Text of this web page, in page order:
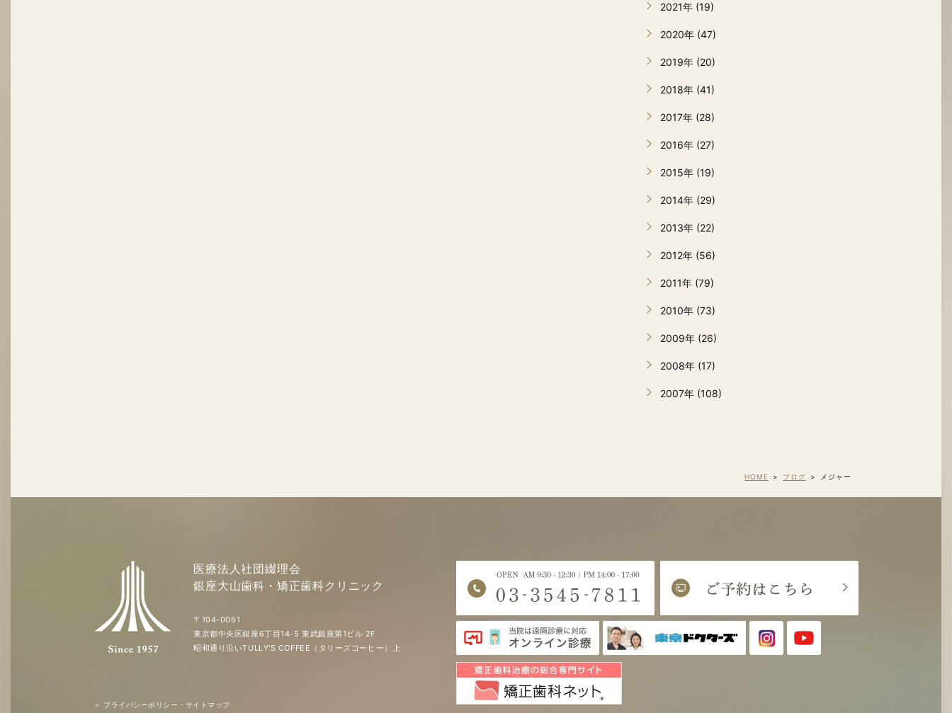
2021年 (19)
2020年 (47)
2019年 (20)
2018年 (41)
2017年 (28)
2016年 (27)
2015年 (19)
2014年 (29)
2013年 (22)
2012年 (56)
2011年 (79)
2010年 (73)
2009年 (26)
2008年 (17)
2007年 (108)
HOME ブログ メジャー
医療法人社団綴理会
銀座大山歯科・矯正歯科クリニック
〒104-0061
東京都中央区銀座6丁目14-5 東武銀座第1ビル 2F
昭和通り沿いTULLY'S COFFEE（タリーズコーヒー）上
＞ プライバシーポリシー・サイトマップ